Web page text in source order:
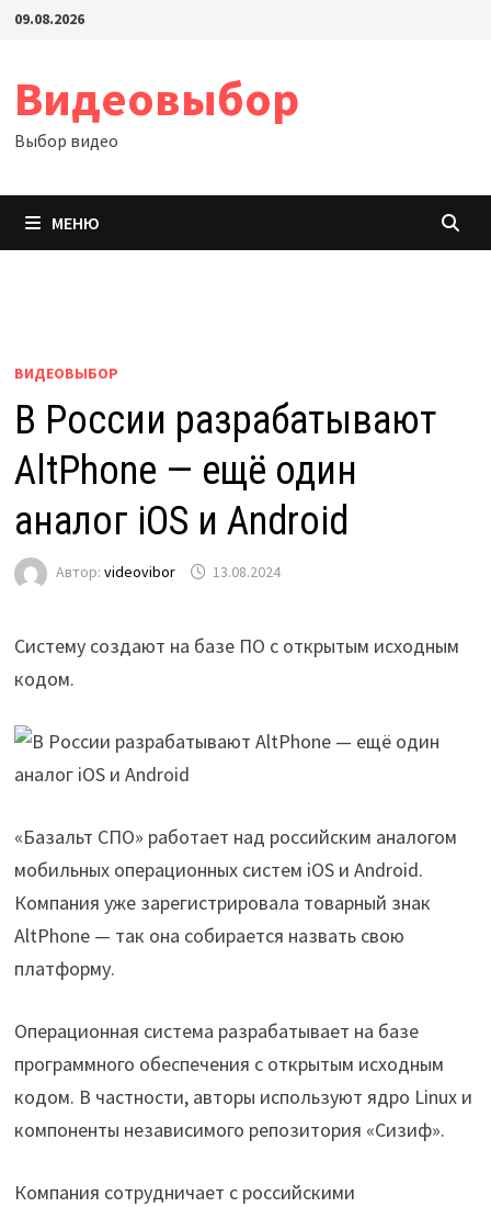
Перейти
09.08.2026
Видеовыбор
Выбор видео
МЕНЮ
ВИДЕОВЫБОР
В России разрабатывают
AltPhone — ещё один
аналог iOS и Android
Автор: videovibor 13.08.2024
Систему создают на базе ПО с открытым исходным
кодом.
«Базальт СПО» работает над российским аналогом
мобильных операционных систем iOS и Android.
Компания уже зарегистрировала товарный знак
AltPhone — так она собирается назвать свою
платформу.
Операционная система разрабатывает на базе
программного обеспечения с открытым исходным
кодом. В частности, авторы используют ядро Linux и
компоненты независимого репозитория «Сизиф».
Компания сотрудничает с российскими